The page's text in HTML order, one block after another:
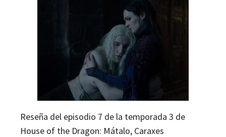
Reseña del episodio 7 de la temporada 3 de
House of the Dragon: Mátalo, Caraxes